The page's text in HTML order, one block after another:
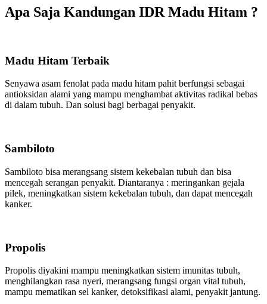
Apa Saja Kandungan IDR Madu Hitam ?
Madu Hitam Terbaik
Senyawa asam fenolat pada madu hitam pahit berfungsi sebagai
antioksidan alami yang mampu menghambat aktivitas radikal bebas
di dalam tubuh. Dan solusi bagi berbagai penyakit.
Sambiloto
Sambiloto bisa merangsang sistem kekebalan tubuh dan bisa
mencegah serangan penyakit. Diantaranya : meringankan gejala
pilek, meningkatkan sistem kekebalan tubuh, dan dapat mencegah
kanker.
Propolis
Propolis diyakini mampu meningkatkan sistem imunitas tubuh,
menghilangkan rasa nyeri, merangsang fungsi organ vital tubuh,
mampu mematikan sel kanker, detoksifikasi alami, penyakit jantung.